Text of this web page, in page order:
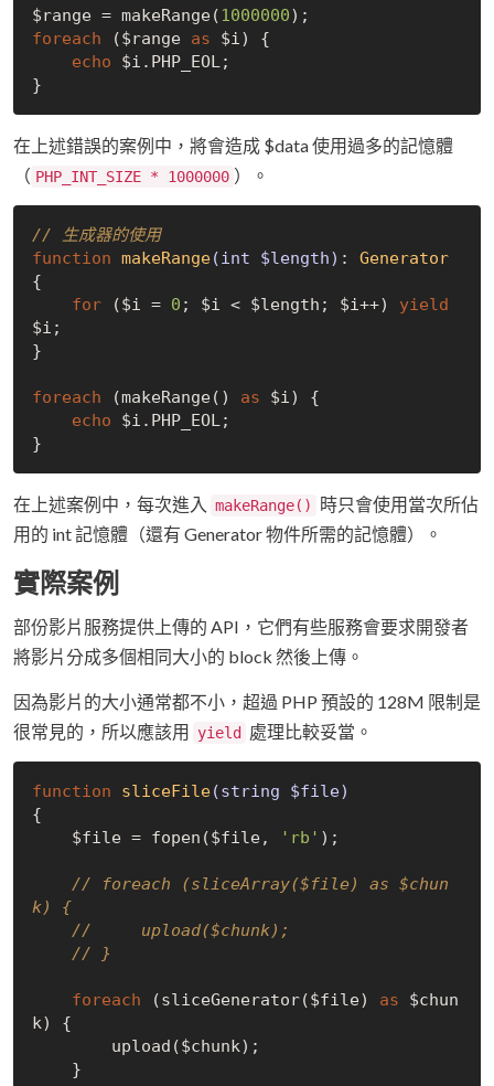
$range = makeRange(1000000
foreach ($range as $i) {
echo $i.PHP_EOL;
在上述錯誤的案例中，將會造成 $data 使用過多的記憶體
（ PHP_INT_SIZE * 1000000 ）。
// 生成器的使用
function makeRange(int $length) : Generator
{
for ($i = 0 ; $i < $length; $i++) yield
$i;
}
foreach (makeRange() as $i) {
echo $i.PHP_EOL;
在上述案例中，每次進入 makeRange()
時只會使用當次所佔
用的 int 記憶體（還有 Generator 物件所需的記憶體）。
實際案例
部份影片服務提供上傳的 API，它們有些服務會要求開發者
將影片分成多個相同大小的 block 然後上傳。
因為影片的大小通常都不小，超過 PHP 預設的 128M 限制是
很常見的，所以應該用
yield 處理比較妥當。
function sliceFile(string $file)
{
    $file = fopen($file,
'rb' );
// foreach (sliceArray($file) as $chun
k) {
//     upload($chunk);
// }
foreach (sliceGenerator($file) as $chun
k) {